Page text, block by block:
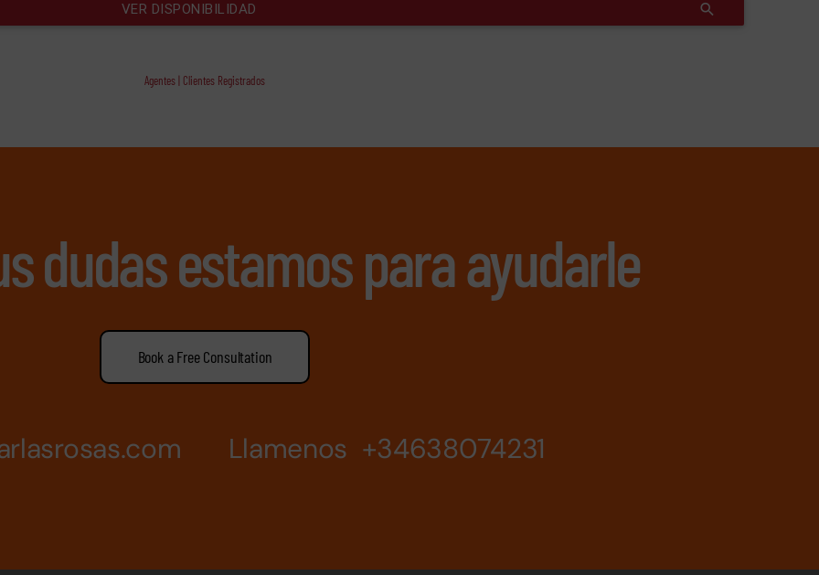
Agentes | Clientes Registrados
dudas estamos para ayudarle
Book a Free Consultation
Llamenos +34638074231